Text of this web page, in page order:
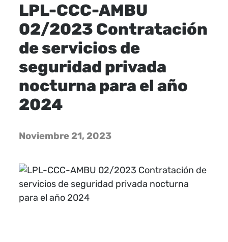
LPL-CCC-AMBU
02/2023 Contratación
de servicios de
seguridad privada
nocturna para el año
2024
Noviembre 21, 2023